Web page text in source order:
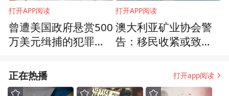
打开APP阅读
曾遭美国政府悬赏500
万美元缉捕的犯罪集
打开APP阅读
澳大利亚矿业协会警
告：移民收紧或致人
正在热播 打开app阅读